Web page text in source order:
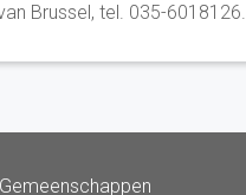
Brussel, tel. 035-6018126.
Gemeenschappen